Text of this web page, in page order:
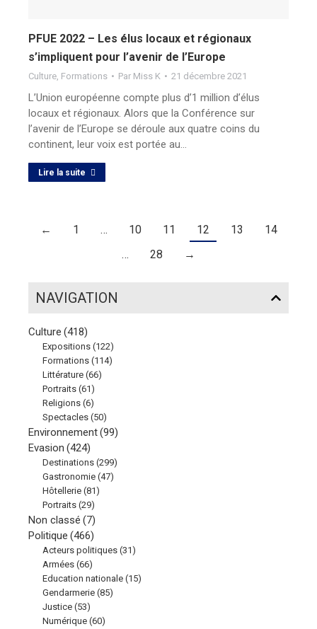
PFUE 2022 – Les élus locaux et régionaux
s’impliquent pour l’avenir de l’Europe
Culture, Formations Par Miss K 21 décembre 2021
L’Union européenne compte plus d’1 million d’élus
locaux et régionaux. Alors que la Conférence sur
l’avenir de l’Europe se déroule aux quatre coins du
continent, leur voix est portée au…
Lire la suite
← 1 … 10 11 12 13
14
…
28 →
NAVIGATION
Culture (418)
Expositions (122)
Formations (114)
Littérature (66)
Portraits (61)
Religions (6)
Spectacles (50)
Environnement(99)
Evasion (424)
Destinations (299)
Gastronomie (47)
Hôtellerie (81)
Portraits (29)
Non classé (7)
Politique (466)
Acteurs politiques (31)
Armées (66)
Education nationale (15)
Gendarmerie (85)
Justice (53)
Numérique (60)